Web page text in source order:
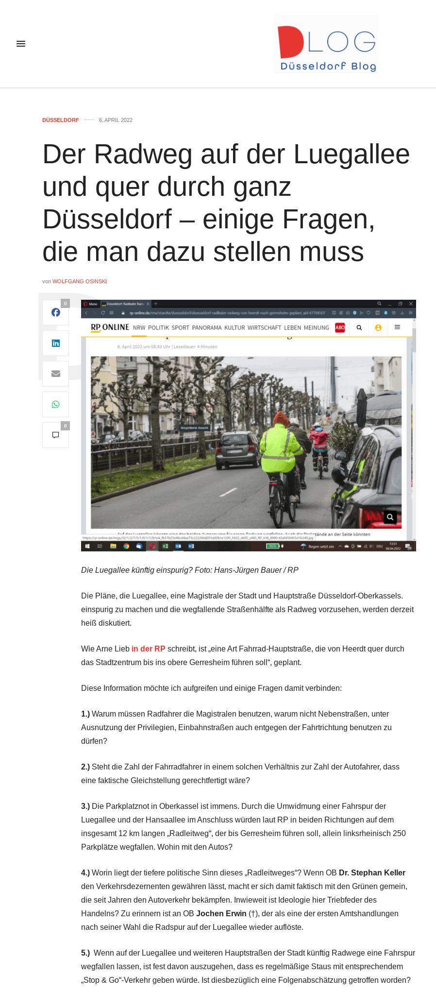
DÜSSELDORF 6. APRIL 2022
Der Radweg auf der Luegallee
und quer durch ganz
Düsseldorf – einige Fragen,
die man dazu stellen muss
von WOLFGANG OSINSKI
0
0
Die Luegallee künftig einspurig? Foto: Hans-Jürgen Bauer / RP
Die Pläne, die Luegallee, eine Magistrale der Stadt und Hauptstraße Düsseldorf-Oberkassels.
einspurig zu machen und die wegfallende Straßenhälfte als Radweg vorzusehen, werden derzeit
heiß diskutiert.
Wie Arne Lieb in der RP schreibt, ist „eine Art Fahrrad-Hauptstraße, die von Heerdt quer durch
das Stadtzentrum bis ins obere Gerresheim führen soll“, geplant.
Diese Information möchte ich aufgreifen und einige Fragen damit verbinden:
1.) Warum müssen Radfahrer die Magistralen benutzen, warum nicht Nebenstraßen, unter
Ausnutzung der Privilegien, Einbahnstraßen auch entgegen der Fahrtrichtung benutzen zu
dürfen?
2.) Steht die Zahl der Fahrradfahrer in einem solchen Verhältnis zur Zahl der Autofahrer, dass
eine faktische Gleichstellung gerechtfertigt wäre?
3.) Die Parkplatznot in Oberkassel ist immens. Durch die Umwidmung einer Fahrspur der
Luegallee und der Hansaallee im Anschluss würden laut RP in beiden Richtungen auf dem
insgesamt 12 km langen „Radleitweg“, der bis Gerresheim führen soll, allein linksrheinisch 250
Parkplätze wegfallen. Wohin mit den Autos?
4.) Worin liegt der tiefere politische Sinn dieses „Radleitweges“? Wenn OB Dr. Stephan Keller
den Verkehrsdezernenten gewähren lässt, macht er sich damit faktisch mit den Grünen gemein,
die seit Jahren den Autoverkehr bekämpfen. Inwieweit ist Ideologie hier Triebfeder des
Handelns? Zu erinnern ist an OB Jochen Erwin (†), der als eine der ersten Amtshandlungen
nach seiner Wahl die Radspur auf der Luegallee wieder auflöste.
5.) Wenn auf der Luegallee und weiteren Hauptstraßen der Stadt künftig Radwege eine Fahrspur
wegfallen lassen, ist fest davon auszugehen, dass es regelmäßige Staus mit entsprechendem
„Stop & Go“-Verkehr geben würde. Ist diesbezüglich eine Folgenabschätzung getroffen worden?